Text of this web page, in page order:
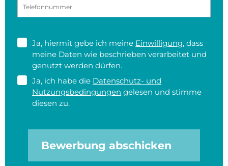
Ja, hiermit gebe ich meine Einwilligung, dass
meine Daten wie beschrieben verarbeitet und
genutzt werden dürfen.
Ja, ich habe die Datenschutz- und
Nutzungsbedingungen gelesen und stimme
diesen zu.
Bewerbung abschicken